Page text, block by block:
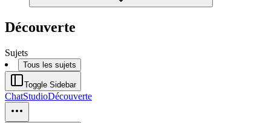
Découverte
Sujets
Tous les sujets
Toggle Sidebar
ChatStudioDécouverte